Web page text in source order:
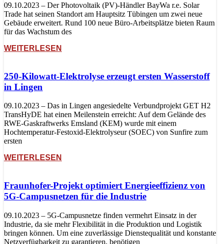
09.10.2023 – Der Photovoltaik (PV)-Händler BayWa r.e. Solar
Trade hat seinen Standort am Hauptsitz Tübingen um zwei neue
Gebäude erweitert. Rund 100 neue Büro-Arbeitsplätze bieten Raum
für das Wachstum des
WEITERLESEN
250-Kilowatt-Elektrolyse erzeugt ersten Wasserstoff
in Lingen
09.10.2023 – Das in Lingen angesiedelte Verbundprojekt GET H2
TransHyDE hat einen Meilenstein erreicht: Auf dem Gelände des
RWE-Gaskraftwerks Emsland (KEM) wurde mit einem
Hochtemperatur-Festoxid-Elektrolyseur (SOEC) von Sunfire zum
ersten
WEITERLESEN
Fraunhofer-Projekt optimiert Energieeffizienz von
5G-Campusnetzen für die Industrie
09.10.2023 – 5G-Campusnetze finden vermehrt Einsatz in der
Industrie, da sie mehr Flexibilität in die Produktion und Logistik
bringen können. Um eine zuverlässige Dienstequalität und konstante
Netzverfügbarkeit zu garantieren, benötigen